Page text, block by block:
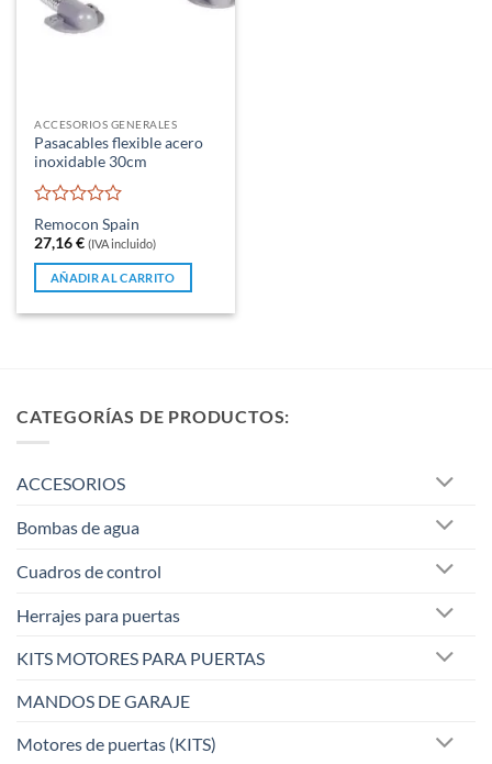
ACCESORIOS GENERALES
Pasacables flexible acero
inoxidable 30cm
Valorado
con
0
5
Remocon Spain
27,16€ (IVA incluido)
AÑADIR AL CARRITO
CATEGORÍAS DE PRODUCTOS:
ACCESORIOS
Bombas de agua
Cuadros de control
Herrajes para puertas
KITS MOTORES PARA PUERTAS
MANDOS DE GARAJE
Motores de puertas (KITS)